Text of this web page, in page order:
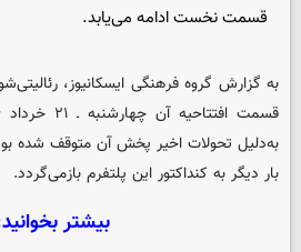
قسمت نخست ادامه می‌یابد.
به گزارش گروه فرهنگی ایسکانیوز،
بار دیگر به کنداکتور این پلتفرم بازمی‌گردد.
بیشتر